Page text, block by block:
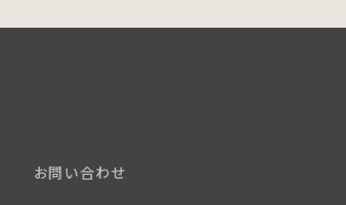
お問い合わせ